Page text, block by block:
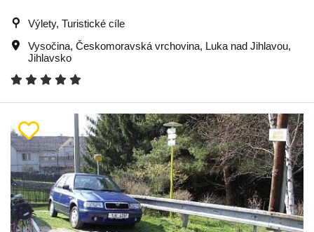
Výlety, Turistické cíle
Vysočina, Českomoravská vrchovina, Luka nad Jihlavou,
Jihlavsko